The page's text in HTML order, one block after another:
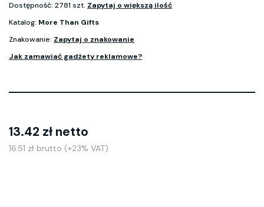
Dostępność: 2781 szt. Zapytaj o większą ilość
Katalog: More Than Gifts
Znakowanie: Zapytaj o znakowanie
Jak zamawiać gadżety reklamowe?
13.42 zł netto
16.51 zł brutto (+23% VAT)